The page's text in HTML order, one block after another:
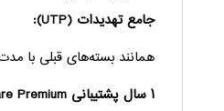
جامع تهدیدات (UTP):
همانند بسته‌های قبلی با